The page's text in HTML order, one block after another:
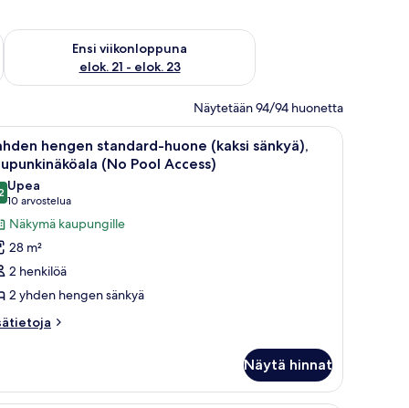
14 - elok. 16
Ensi viikonloppuna
elok. 21 - elok. 23
Tarkista ensi viikonlopun saatavuus elok. 21 - elok. 23
Näytetään 94/94 huonetta
ja pieni pöytä. Suuresta ikkunasta avautuu näkymä merelle.
Hotellihuone, jossa on kaksi sänkyä,
6
hengen standard-huone (kaksi sänkyä),
(No Pool Access)
kautta 10
Upea
10 arvostelua
(10
arvostelua)
Näkymä kaupungille
28 m²
2 henkilöä
2 yhden hengen sänkyä
Näytä hinnat